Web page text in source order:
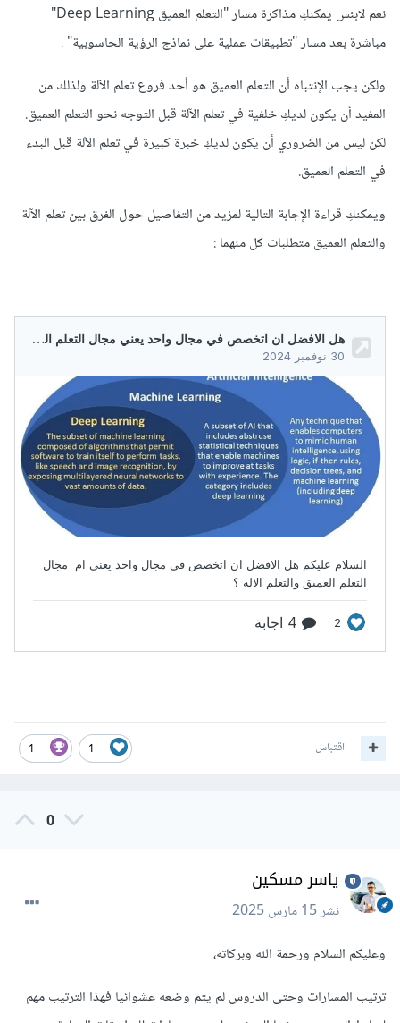
نعم لابئس يمكنكِ مذاكرة مسار "التعلم العميق Deep Learning"
مباشرة بعد مسار "تطبيقات عملية على نماذج الرؤية الحاسوبية" .
ولكن يجب الإنتباه أن التعلم العميق هو أحد فروع تعلم الآلة ولذلك من
المفيد أن يكون لديكِ خلفية في تعلم الآلة قبل التوجه نحو التعلم العميق.
لكن ليس من الضروري أن يكون لديكِ خبرة كبيرة في تعلم الآلة قبل البدء
في التعلم العميق.
ويمكنكِ قراءة الإجابة التالية لمزيد من التفاصيل حول الفرق بين تعلم الآلة
والتعلم العميق متطلبات كل منهما
1
1 اقتباس
0
ياسر مسكين
نشر15 مارس 2025
وعليكم السلام ورحمة الله وبركاته،
ترتيب المسارات وحتى الدروس لم يتم وضعه عشوائيا فهذا الترتيب مهم